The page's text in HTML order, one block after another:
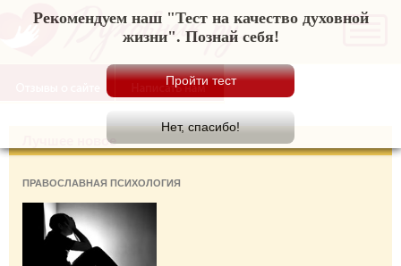
Рекомендуем наш "Тест на качество духовной
жизни". Познай себя!
Лучшее новое
ПРАВОСЛАВНАЯ ПСИХОЛОГИЯ